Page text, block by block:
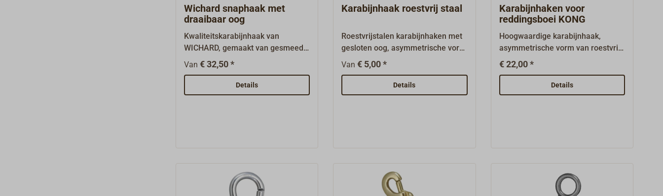
Wichard snaphaak met
draaibaar oog
Kwaliteitskarabijnhaak van
WICHARD, gemaakt van gesmeed
roestvrij staal, met beugelveer en
warteloog.De prachtig gepolijste en
afgeronde vorm maakt van dit
hoogvaste beslag een echte
Van € 32,50 *
Details
Karabijnhaak roestvrij staal
Roestvrijstalen karabijnhaken met
gesloten oog, asymmetrische vorm
en beugelsluiting.
Van€ 5,00 *
Details
Karabijnhaken voor
reddingsboei KONG
Hoogwaardige karabijnhaak,
asymmetrische vorm van roestvrij
staal, materiaal 1.4401 (V4A), voor
lifebelts.Met schroef
(hoofd)zekering tegen onbedoeld
openen.Met gesloten oog en niet-
€ 22,00 *
Details